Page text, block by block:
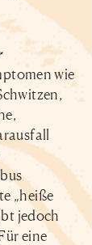
wie
„heiße
jedoch
eine